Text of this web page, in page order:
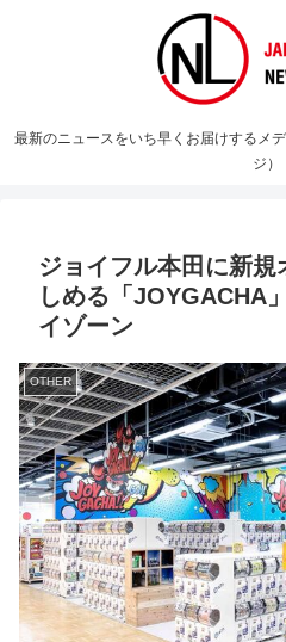
最新のニュースをいち早くお届けするメ
ジ）
ジョイフル本田に新
しめる「JOYGACHA
イゾーン
OTHER